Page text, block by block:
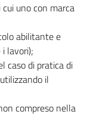
uno con marca
abilitante e
lavori);
caso di pratica di
il
compreso nella